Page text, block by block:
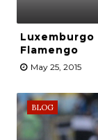
Luxemburgo
Flamengo
May 25, 2015
BLOG